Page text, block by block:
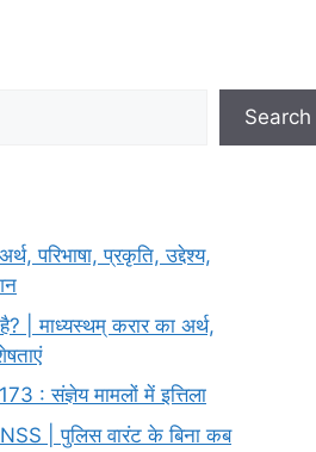
Search
परिभाषा, प्रकृति, उद्देश्य,
| माध्यस्थम् करार का अर्थ,
: संज्ञेय मामलों में इत्तिला
| पुलिस वारंट के बिना कब